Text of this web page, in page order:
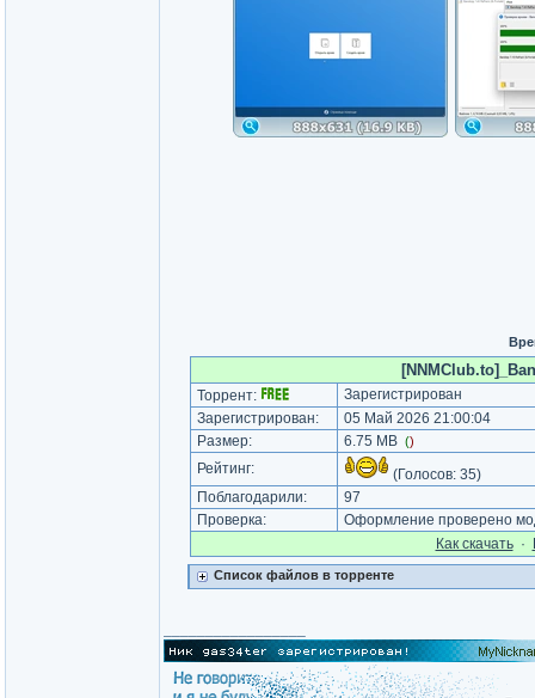
Торрент:
Зарегистрирован
Зарегистрирован:
05 Май 2026 21:00:04
Размер:
6.75 MB ()
Рейтинг: (Голосов: 35)
Поблагодарили:
97
Проверка:
Оформление проверено
Как cкачать·
Список файлов в торренте